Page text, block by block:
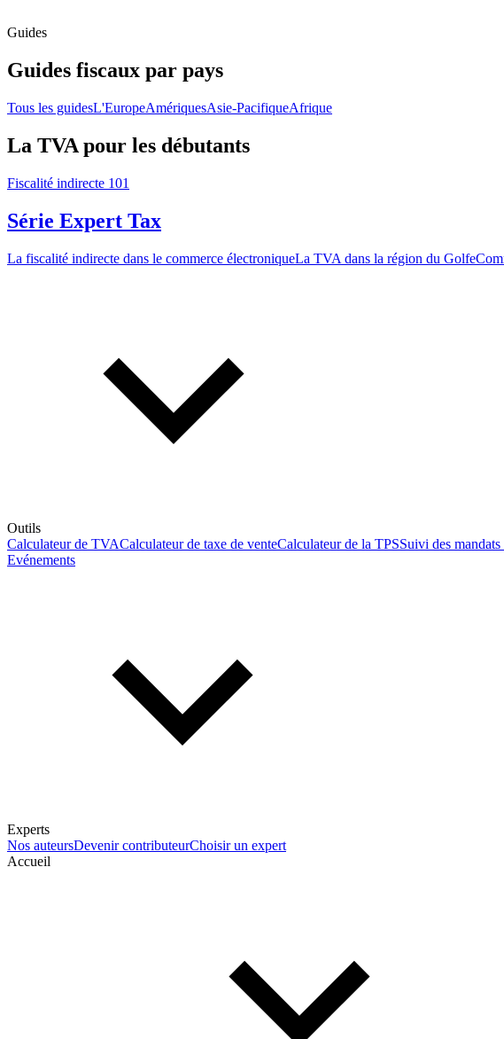
Guides
Guides fiscaux par pays
Tous les guidesL'EuropeAmériquesAsie-PacifiqueAfrique
La TVA pour les débutants
Fiscalité indirecte 101
Série Expert Tax
La fiscalité indirecte dans le commerce électroniqueLa TVA dans la région du Golfe
Outils
Calculateur de TVACalculateur de taxe de venteCalculateur de la TPSSuivi des
Evénements
Experts
Nos auteursDevenir contributeurChoisir un expert
Accueil